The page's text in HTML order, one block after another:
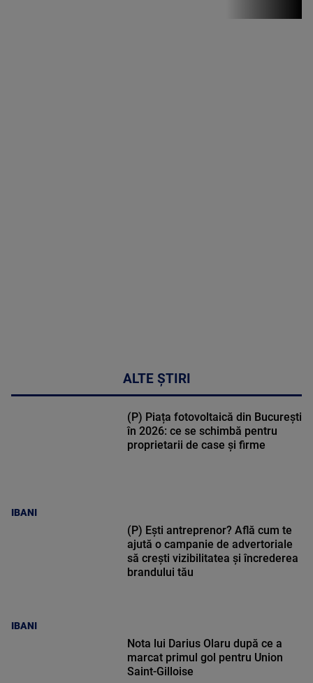
ALTE ȘTIRI
IBANI
(P) Piața fotovoltaică din București
în 2026: ce se schimbă pentru
proprietarii de case și firme
IBANI
(P) Ești antreprenor? Află cum te
ajută o campanie de advertoriale
să crești vizibilitatea și încrederea
brandului tău
Nota lui Darius Olaru după ce a
marcat primul gol pentru Union
Saint-Gilloise